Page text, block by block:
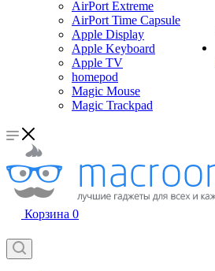
AirPort Extreme
AirPort Time Capsule
Apple Display
Apple Keyboard
Apple TV
homepod
Magic Mouse
Magic Trackpad
Корзина 0